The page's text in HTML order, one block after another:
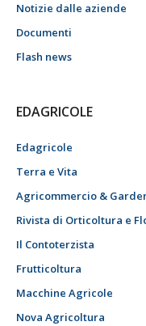
Notizie dalle aziende
Documenti
Flash news
EDAGRICOLE
Edagricole
Terra e Vita
Agricommercio &
Rivista di Orticoltura e
Il Contoterzista
Frutticoltura
Macchine Agricole
Nova Agricoltura